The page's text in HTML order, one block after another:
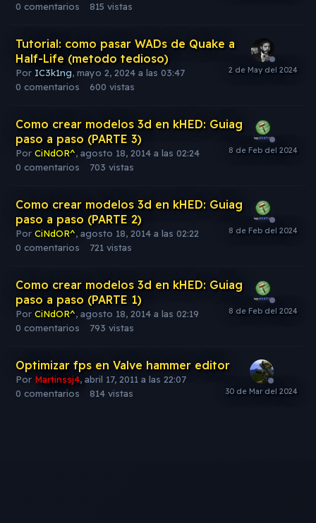
0 comentarios 815 vistas
Tutorial: como pasar WADs de Quake a
Half-Life (metodo tedioso)
Por IC3k1ng, mayo 2, 2024 a las 03:47
0 comentarios 600 vistas
Como crear modelos 3d en kHED: Guiag
paso a paso (PARTE 3)
Por CiNdOR^, agosto 18, 2014 a las 02:24
0 comentarios 703 vistas
Como crear modelos 3d en kHED: Guiag
paso a paso (PARTE 2)
Por CiNdOR^, agosto 18, 2014 a las 02:22
0 comentarios 721 vistas
Como crear modelos 3d en kHED: Guiag
paso a paso (PARTE 1)
Por CiNdOR^, agosto 18, 2014 a las 02:19
0 comentarios 793 vistas
Optimizar fps en Valve hammer editor
Por Martinssj4, abril 17, 2011 a las 22:07
0 comentarios 814 vistas